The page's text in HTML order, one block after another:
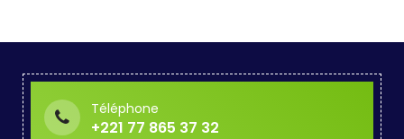
Téléphone
+221 77 865 37 32